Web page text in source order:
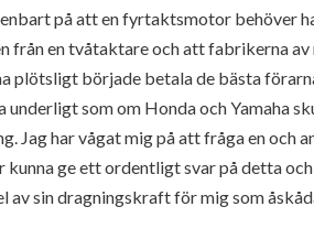
på att en fyrtaktsmotor behöver
från en tvåtaktare och att fabrikerna
började betala de bästa
som om Honda och Yamaha
Jag har vågat mig på att fråga en och
kunna ge ett ordentligt svar på detta
av sin dragningskraft för mig som